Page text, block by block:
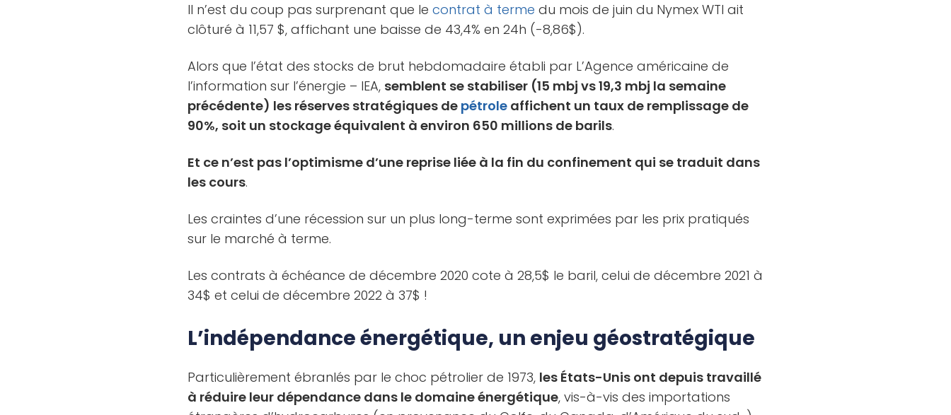
Il n’est du coup pas surprenant que lecontrat à terme du mois de juin du Nymex WTI ait
clôturé à 11,57 $, affichant une baisse de 43,4% en 24h (-8,86$).
Alors que l’état des stocks de brut hebdomadaire établi par L’Agence américaine de
l’information sur l’énergie – IEA, semblent se stabiliser (15 mbj vs 19,3 mbj la semaine
précédente) les réserves stratégiques de pétrole affichent un taux de remplissage de
90%, soit un stockage équivalent à environ 650 millions de barils.
Et ce n’est pas l’optimisme d’une reprise liée à la fin du confinement qui se traduit dans
les cours.
Les craintes d’une récession sur un plus long-terme sont exprimées par les prix pratiqués
sur le marché à terme.
Les contrats à échéance de décembre 2020 cote à 28,5$ le baril, celui de décembre 2021 à
34$ et celui de décembre 2022 à 37$ !
L’indépendance énergétique, un enjeu géostratégique
Particulièrement ébranlés par le choc pétrolier de 1973, les États-Unis ont depuis travaillé
à réduire leur dépendance dans le domaine énergétique, vis-à-vis des importations